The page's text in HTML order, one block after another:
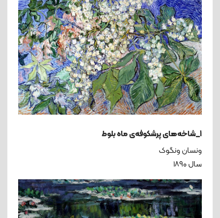
1_شاخه‌های پرشکوفه‌ی ماه بلوط
ونسان ونگوک
سال ۱۸۹۰